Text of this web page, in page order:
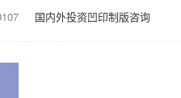
国内外投资凹印制版咨询